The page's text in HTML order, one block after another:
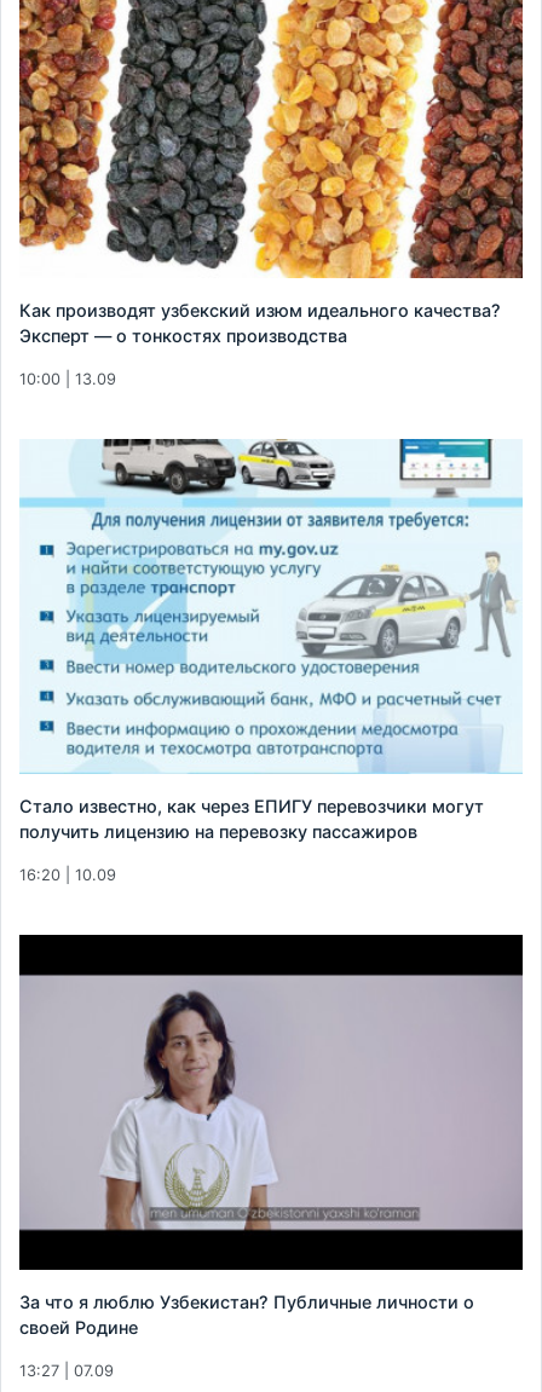
Как производят узбекский изюм идеального качества?
Эксперт — о тонкостях производства
10:00 | 13.09
Стало известно, как через ЕПИГУ перевозчики могут
получить лицензию на перевозку пассажиров
16:20 | 10.09
За что я люблю Узбекистан? Публичные личности о
своей Родине
13:27 | 07.09